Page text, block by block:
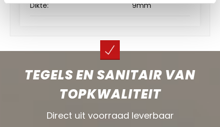
Dikte: 9mm
TEGELS EN SANITAIR VAN
TOPKWALITEIT
Direct uit voorraad leverbaar